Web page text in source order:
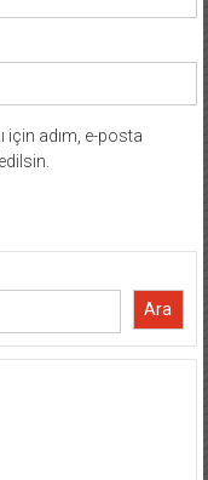
için adım, e-posta
Ara